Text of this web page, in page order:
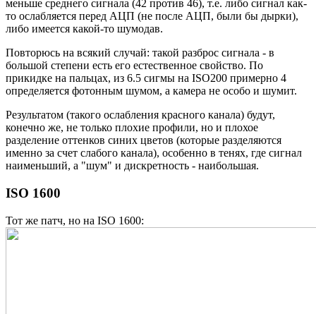
меньше среднего сигнала (42 против 46), т.е. либо сигнал как-
то ослабляется перед АЦП (не после АЦП, были бы дырки),
либо имеется какой-то шумодав.
Повторюсь на всякий случай: такой разброс сигнала - в
большой степени есть его естественное свойство. По
прикидке на пальцах, из 6.5 сигмы на ISO200 примерно 4
определяется фотонным шумом, а камера не особо и шумит.
Результатом (такого ослабления красного канала) будут,
конечно же, не только плохие профили, но и плохое
разделение оттенков синих цветов (которые разделяются
именно за счет слабого канала), особенно в тенях, где сигнал
наименьший, а "шум" и дискретность - наибольшая.
ISO 1600
Тот же патч, но на ISO 1600: